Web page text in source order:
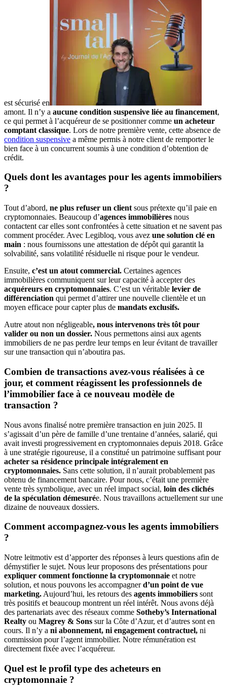
est sécurisé en
amont. Il n’y a aucune condition suspensive liée au financement,
ce qui permet à l’acquéreur de se positionner comme un acheteur
comptant classique. Lors de notre première vente, cette absence de
condition suspensive a même permis à notre client de remporter le
bien face à un concurrent soumis à une condition d’obtention de
crédit.
Quels dont les avantages pour les agents immobiliers
?
Tout d’abord, ne plus refuser un client sous prétexte qu’il paie en
cryptomonnaies. Beaucoup d’agences immobilières nous
contactent car elles sont confrontées à cette situation et ne savent pas
comment procéder. Avec Legibloq, vous avez une solution clé en
main : nous fournissons une attestation de dépôt qui garantit la
solvabilité, sans volatilité résiduelle ni risque pour le vendeur.
Ensuite, c’est un atout commercial. Certaines agences
immobilières communiquent sur leur capacité à accepter des
acquéreurs en cryptomonnaies. C’est un véritable levier de
différenciation qui permet d’attirer une nouvelle clientèle et un
moyen efficace pour capter plus de mandats exclusifs.
Autre atout non négligeable, nous intervenons très tôt pour
valider ou non un dossier. Nous permettons ainsi aux agents
immobiliers de ne pas perdre leur temps en leur évitant de travailler
sur une transaction qui n’aboutira pas.
Combien de transactions avez-vous réalisées à ce
jour, et comment réagissent les professionnels de
l’immobilier face à ce nouveau modèle de
transaction ?
Nous avons finalisé notre première transaction en juin 2025. Il
s’agissait d’un père de famille d’une trentaine d’années, salarié, qui
avait investi progressivement en cryptomonnaies depuis 2018. Grâce
à une stratégie rigoureuse, il a constitué un patrimoine suffisant pour
acheter sa résidence principale intégralement en
cryptomonnaies. Sans cette solution, il n’aurait probablement pas
obtenu de financement bancaire. Pour nous, c’était une première
vente très symbolique, avec un réel impact social, loin des clichés
de la spéculation démesurée. Nous travaillons actuellement sur une
dizaine de nouveaux dossiers.
Comment accompagnez-vous les agents immobiliers
?
Notre leitmotiv est d’apporter des réponses à leurs questions afin de
démystifier le sujet. Nous leur proposons des présentations pour
expliquer comment fonctionne la cryptomonnaie et notre
solution, et nous pouvons les accompagnerd’un point de vue
marketing. Aujourd’hui, les retours des agents immobiliers sont
très positifs et beaucoup montrent un réel intérêt. Nous avons déjà
des partenariats avec des réseaux comme Sotheby’s International
Realty ou Magrey & Sons sur la Côte d’Azur, et d’autres sont en
cours. Il n’y a ni abonnement, ni engagement contractuel, ni
commission pour l’agent immobilier. Notre rémunération est
directement fixée avec l’acquéreur.
Quel est le profil type des acheteurs en
cryptomonnaie ?